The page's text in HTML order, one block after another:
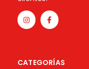
CATEGORÍAS